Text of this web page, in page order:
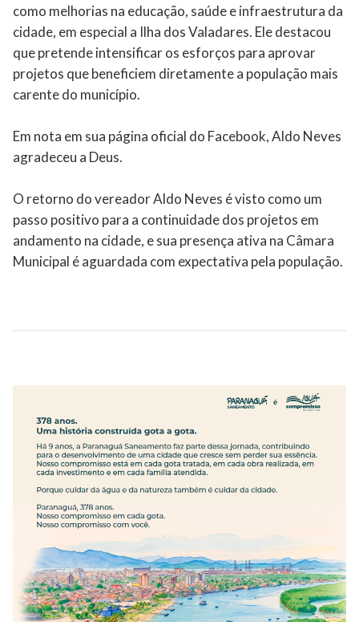
como melhorias na educação, saúde e infraestrutura da
cidade, em especial a Ilha dos Valadares. Ele destacou
que pretende intensificar os esforços para aprovar
projetos que beneficiem diretamente a população mais
carente do município.
Em nota em sua página oficial do Facebook, Aldo Neves
agradeceu a Deus.
O retorno do vereador Aldo Neves é visto como um
passo positivo para a continuidade dos projetos em
andamento na cidade, e sua presença ativa na Câmara
Municipal é aguardada com expectativa pela população.